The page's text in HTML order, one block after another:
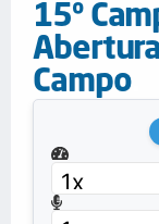
15º
Campo.